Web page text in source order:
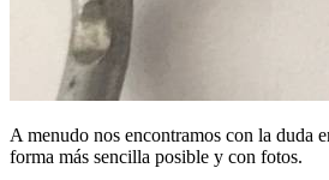
A menudo nos encontramos con la duda
forma más sencilla posible y con fotos.